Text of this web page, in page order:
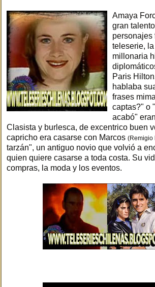
Amaya
gran
personajes
teleserie,
millonaria
Paris
hablaba
frases
captas?" o
acabó"
Clasista y burlesca, de excentrico buen
capricho era casarse con Marcos (Remigio
tarzán", un antiguo novio que volvió a
quien quiere casarse a toda costa. Su
compras, la moda y los eventos.